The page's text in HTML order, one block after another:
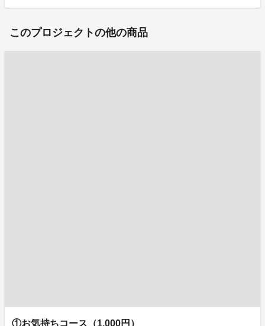
このプロジェクトの他の商品
①お気持ちコース（1,000円）